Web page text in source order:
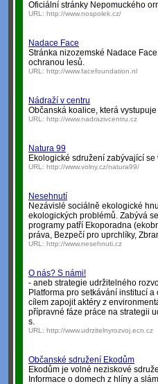
Oficiální stránky Nepomuckého
URL: http://www.nospolek.cz/
Nadace Face
Stránka nizozemské Nadace
ochranou lesů.
URL: http://www.facefoundation.nl
Nádraží v centru
Občanská koalice, která
URL: http://www.nadrazivcentru.cz
Natura 99
Ekologické sdružení zabývající
URL: http://www.volny.cz/natura99/
Nesehnutí
Nezávislé sociálně ekologické
ekologických problémů. Zabývá
programy patří Ekoporadna
práva, Bezpečí pro uprchlíky,
URL: http://www.nesehnuti.cz
O nás? S námi!
- aneb strategie udržitelného
Platforma pro setkávání institucí
cílem zapojit aktéry z
přípravné fáze práce na strategii
s.
URL: http://www.udrzitelnyrozvoj.ecn.cz
Občanské sdružení Ekodům
Ekodům je volné neziskové
Informace o domech z hlíny a